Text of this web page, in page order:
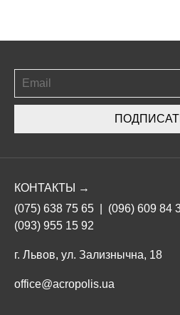
КОНТАКТЫ →
(075) 638 75 65
(096) 609 84
(093) 955 15 92
г. Львов, ул. Зализнычна, 18
office@acropolis.ua